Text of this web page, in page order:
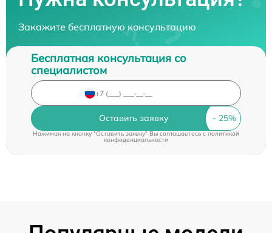
Закажите бесплатную консультацию
Бесплатная консультация со
специалистом
Оставить заявку
Нажимая на кнопку "Оставить заявку" Вы соглашаетесь cполитикой
конфиденциальности